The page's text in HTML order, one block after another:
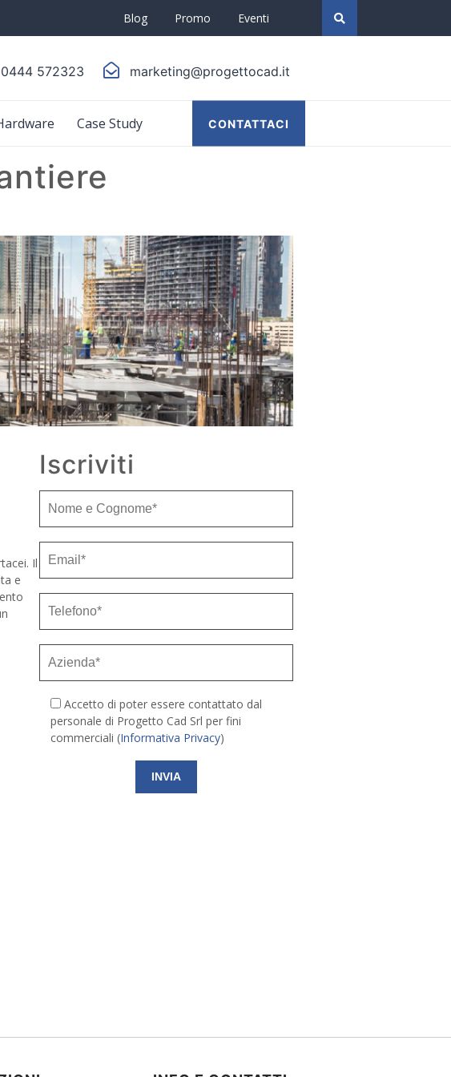
Blog Promo Eventi
0444 572323 marketing@progettocad.it
Case Study CONTATTACI
Il
e
Iscriviti
Accetto di poter essere contattato dal
personale di Progetto Cad Srl per fini
commerciali (Informativa Privacy)